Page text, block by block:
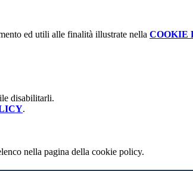
ed utili alle finalità illustrate nella COOKIE
disabilitarli.
.
nella pagina della cookie policy.